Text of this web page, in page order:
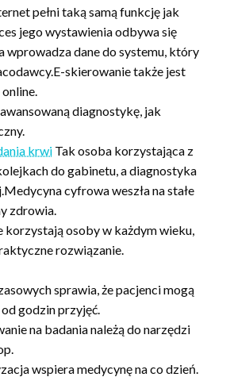
pełni taką samą funkcję jak
jego wystawienia odbywa się
wprowadza dane do systemu, który
skierowanie także jest
diagnostykę, jak
krwi Tak osoba korzystająca z
do gabinetu, a diagnostyka
cyfrowa weszła na stałe
zdrowia.
korzystają osoby w każdym wieku,
rozwiązanie.
sprawia, że pacjenci mogą
godzin przyjęć.
na badania należą do narzędzi
wspiera medycynę na co dzień.